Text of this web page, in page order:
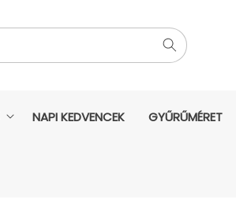
NAPI KEDVENCEK GYŰRŰMÉRET